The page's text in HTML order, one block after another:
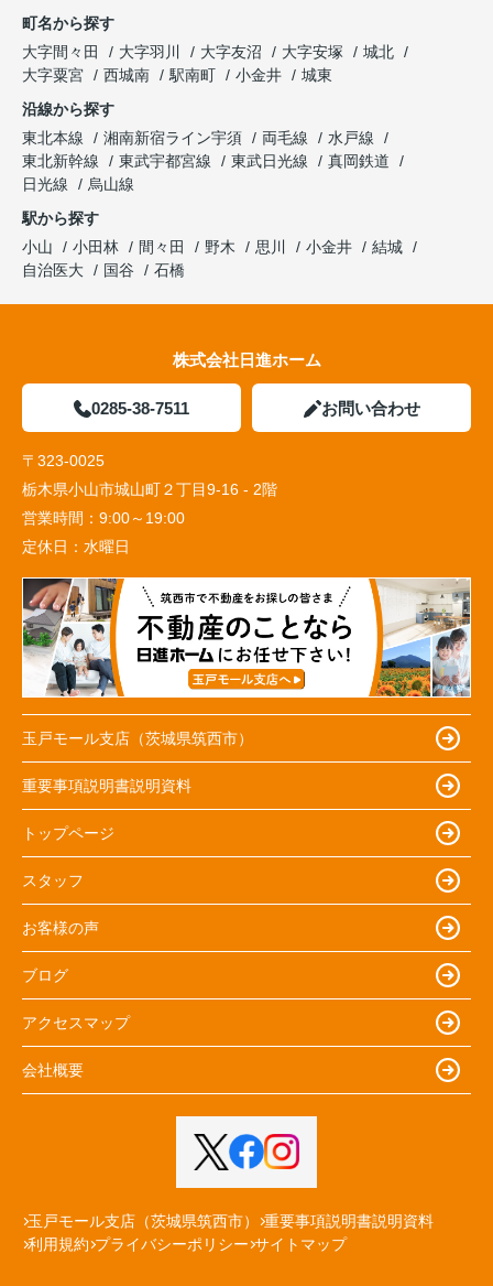
町名から探す
大字間々田
大字羽川 大字友沼 大字安塚
城北
大字粟宮
西城南 駅南町 小金井
城東
沿線から探す
東北本線
湘南新宿ライン宇須 両毛線
水戸線
東北新幹線
東武宇都宮線 東武日光線
真岡鉄道
日光線
烏山線
駅から探す
小山
小田林 間々田 野木 思川 小金井
結城
自治医大
国谷 石橋
株式会社日進ホーム
0285-38-7511 お問い合わせ
〒323-0025
栃木県小山市城山町２丁目9-16 - 2階
営業時間： 9:00～19:00
定休日： 水曜日
玉戸モール支店（茨城県筑西市）
重要事項説明書説明資料
トップページ
スタッフ
お客様の声
ブログ
アクセスマップ
会社概要
玉戸モール支店（茨城県筑西市）
重要事項説明書説明資料
利用規約 プライバシーポリシー サイトマップ